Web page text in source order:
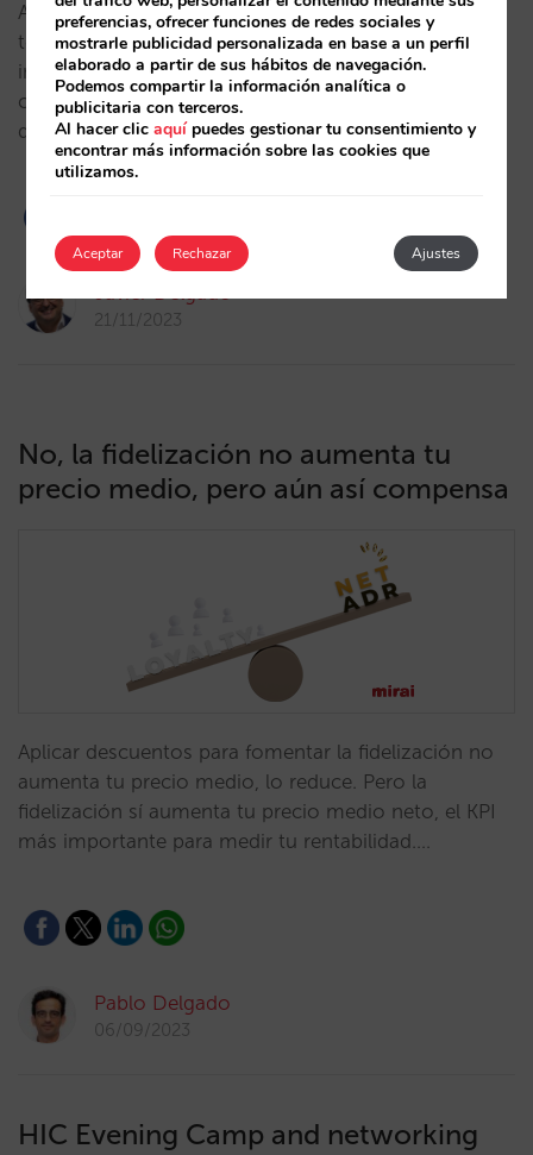
Analizamos, desde un prisma histórico, cómo la
tecnología ha influido en la transformación de la
industria hotelera a lo largo del tiempo,
convirtiéndose en clave para la optimización de la
distribución y la venta directa de los hoteles.…
Javier Delgado
21/11/2023
No, la fidelización no aumenta tu
precio medio, pero aún así compensa
Aplicar descuentos para fomentar la fidelización no
aumenta tu precio medio, lo reduce. Pero la
fidelización sí aumenta tu precio medio neto, el KPI
más importante para medir tu rentabilidad.…
Pablo Delgado
06/09/2023
HIC Evening Camp and networking
preferencias, ofrecer funciones de redes sociales y
mostrarle publicidad personalizada en base a un perfil
elaborado a partir de sus hábitos de navegación.
Podemos compartir la información analítica o
publicitaria con terceros.
Al hacer clicaquípuedes gestionar tu consentimiento y
encontrar más información sobre las cookies que
utilizamos.
Aceptar Ajustes
Rechazar